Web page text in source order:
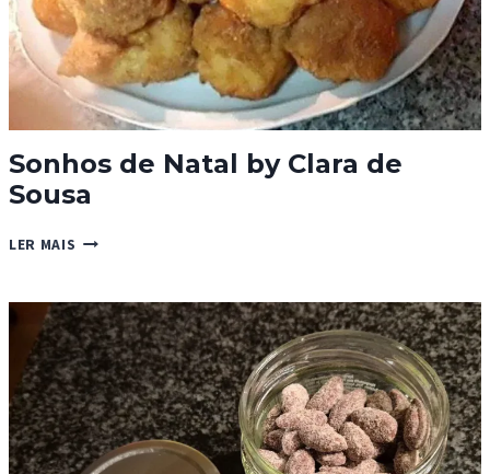
Sonhos de Natal by Clara de
Sousa
LER MAIS SONHOS
BY
CLARA
DE
SOUSA